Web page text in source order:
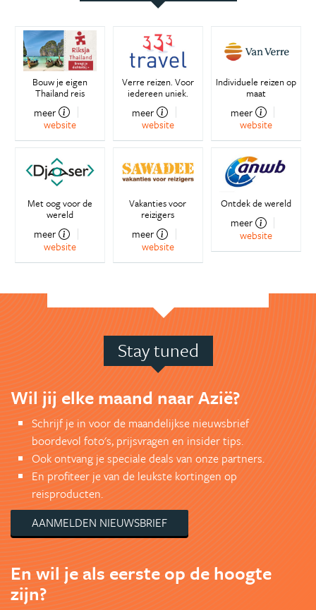
Bouw je eigen
Thailand reis
meer
website
Verre reizen. Voor
iedereen uniek.
meer
website
Individuele reizen op
maat
meer
website
Met oog voor de
wereld
meer
website
Vakanties voor
reizigers
meer
website
Ontdek de wereld
meer
website
Stay tuned
Wil jij elke maand naar Azië?
Schrijf je in voor de maandelijkse nieuwsbrief
boordevol foto's, prijsvragen en insider tips.
Ook ontvang je speciale deals van onze partners.
En profiteer je van de leukste kortingen op
reisproducten.
AANMELDEN NIEUWSBRIEF
En wil je als eerste op de hoogte
zijn?